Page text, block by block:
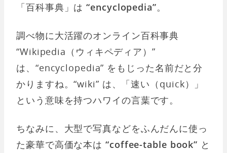
「百科事典」は“encyclopedia”。
調べ物に大活躍のオンライン百科事典
“Wikipedia（ウィキペディア）”
は、“encyclopedia” をもじった名前だと分
かりますね。“wiki” は、「速い（quick）」
という意味を持つハワイの言葉です。
ちなみに、大型で写真などをふんだんに使っ
た豪華で高価な本は “coffee-table book” と